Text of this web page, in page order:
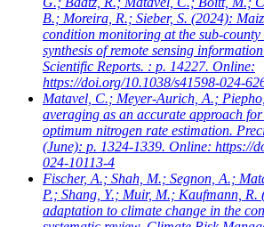
B.; Moreira, R.; Sieber, S. (2024):
condition monitoring at the sub-county
synthesis of remote sensing
Scientific Reports. : p. 14227. Online:
https://doi.org/10.1038/s41598-024-
Matavel, C.; Meyer-Aurich, A.;
averaging as an accurate approach
optimum nitrogen rate estimation.
(June): p. 1324-1339. Online: https://
024-10113-4
Fischer, A.; Shah, M.; Segnon, A.;
P.; Shang, Y.; Muir, M.; Kaufmann, R.
adaptation to climate change in the